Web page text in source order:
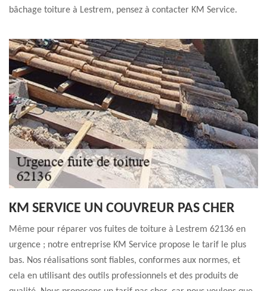
bâchage toiture à Lestrem, pensez à contacter KM Service.
KM SERVICE UN COUVREUR PAS CHER
Même pour réparer vos fuites de toiture à Lestrem 62136 en
urgence ; notre entreprise KM Service propose le tarif le plus
bas. Nos réalisations sont fiables, conformes aux normes, et
cela en utilisant des outils professionnels et des produits de